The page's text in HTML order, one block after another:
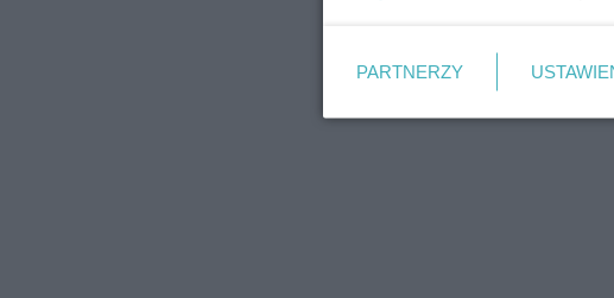
PARTNERZY